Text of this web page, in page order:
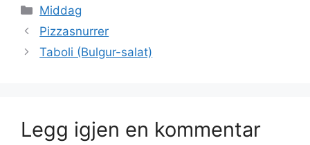
Kategorier
Middag
Pizzasnurrer
Taboli (Bulgur-salat)
Legg igjen en kommentar